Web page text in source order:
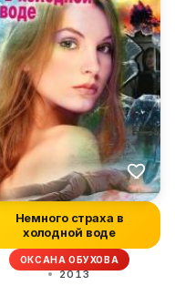
Немного страха в
холодной воде
ОКСАНА ОБУХОВА
2013